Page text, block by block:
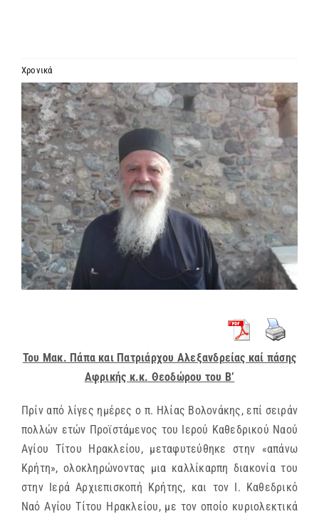
MEDIA
ΕΝΗΜΕΡΩΣΗ
ΣΥΝΔΕΣΕΙΣ
Χρονικά
Προβολή
μεγαλύτερης
εικόνας
Του Μακ. Πάπα και Πατριάρχου Αλεξανδρείας καί πάσης
Αφρικής κ.κ. Θεοδώρου του Β’
Πρίν από λίγες ημέρες ο π. Ηλίας Βολονάκης, επί σειράν
πολλών ετών Προϊστάμενος του Ιερού Καθεδρικού Ναού
Αγίου Τίτου Ηρακλείου, μεταφυτεύθηκε στην «απάνω
Κρήτη», ολοκληρώνοντας μια καλλίκαρπη διακονία του
στην Ιερά Αρχιεπισκοπή Κρήτης, και τον Ι. Καθεδρικό
Ναό Αγίου Τίτου Ηρακλείου, με τον οποίο κυριολεκτικά